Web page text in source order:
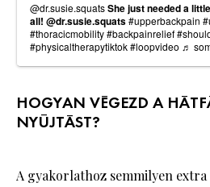
@dr.susie.squatsShe just needed a
all! @dr.susie.squats#upperbackpain
#thoracicmobility#backpainrelief
#physicaltherapytiktok#loopvideo ♬
HOGYAN VÉGEZD A
NYÚJTÁST?
A gyakorlathoz semmilyen